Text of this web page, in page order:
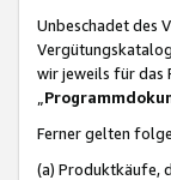
Unbeschadet des
wir jeweils für das
Ferner gelten
(a) Produktkäufe,